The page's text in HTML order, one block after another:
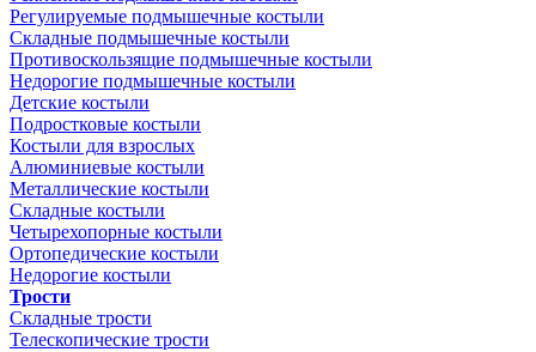
Регулируемые подмышечные костыли
Складные подмышечные костыли
Противоскользящие подмышечные костыли
Недорогие подмышечные костыли
Детские костыли
Подростковые костыли
Костыли для взрослых
Алюминиевые костыли
Металлические костыли
Складные костыли
Четырехопорные костыли
Ортопедические костыли
Недорогие костыли
Трости
Складные трости
Телескопические трости